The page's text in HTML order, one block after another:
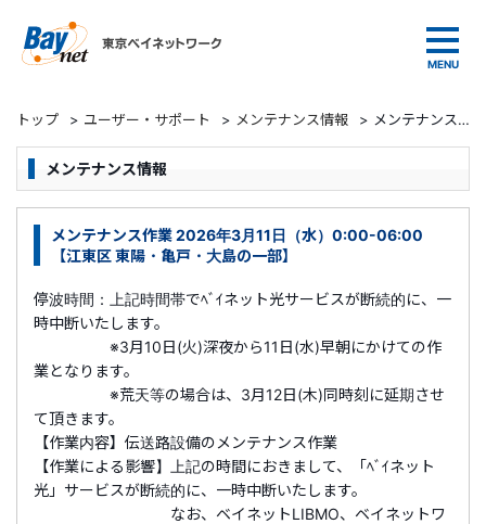
トップ > ユーザー・サポート > メンテナンス情報 > メンテナンス作業 2026年3月11日（水）0:00-06:00 【江東区 東陽・亀戸・大島の一部】
メンテナンス情報
メンテナンス作業 2026年3月11日（水）0:00-06:00
【江東区 東陽・亀戸・大島の一部】
停波時間：上記時間帯でﾍﾞｲネット光サービスが断続的に、一
時中断いたします。
※3月10日(火)深夜から11日(水)早朝にかけての作
業となります。
※荒天等の場合は、3月12日(木)同時刻 に延期させ
て頂きます。
【作業内容】伝送路設備のメンテナンス作業
【作業による影響】上記の時間におきまして、「ﾍﾞｲネット
光」サービスが断続的に、一時中断いたします。
なお、ベイネットLIBMO、ベイネットワ